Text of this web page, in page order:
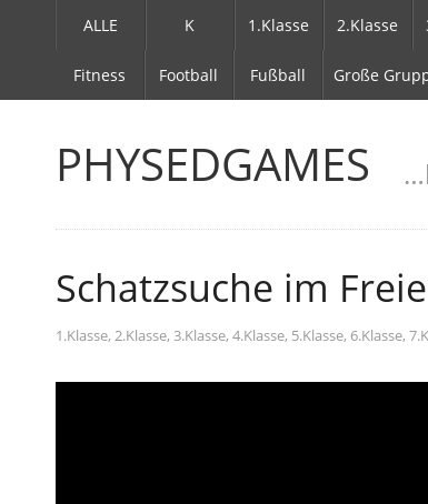
ALLE K 1.Klasse 2.Klasse
Fitness Football Fußball Große
PHYSEDGAMES
Schatzsuche im
1.Klasse, 2.Klasse, 3.Klasse, 4.Klasse, 5.Klasse, 6.Klasse,